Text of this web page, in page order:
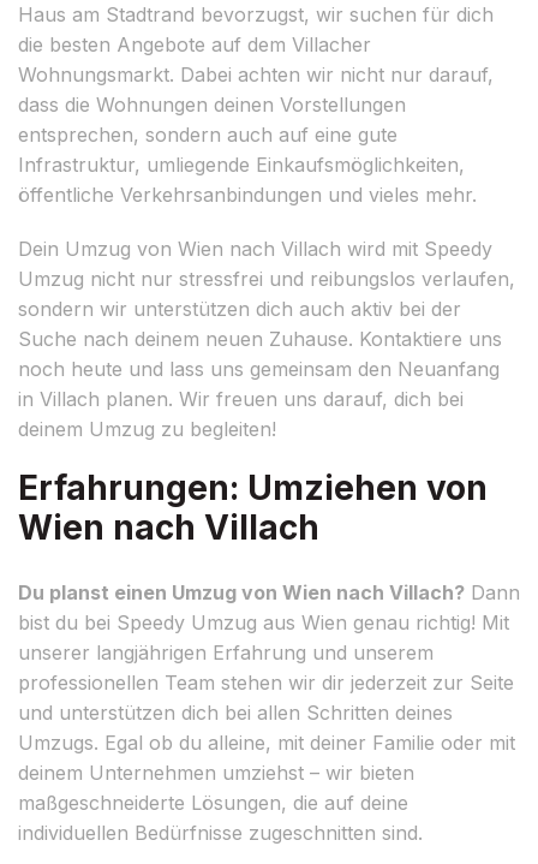
Haus am Stadtrand bevorzugst, wir suchen für dich
die besten Angebote auf dem Villacher
Wohnungsmarkt. Dabei achten wir nicht nur darauf,
dass die Wohnungen deinen Vorstellungen
entsprechen, sondern auch auf eine gute
Infrastruktur, umliegende Einkaufsmöglichkeiten,
öffentliche Verkehrsanbindungen und vieles mehr.
Dein Umzug von Wien nach Villach wird mit Speedy
Umzug nicht nur stressfrei und reibungslos verlaufen,
sondern wir unterstützen dich auch aktiv bei der
Suche nach deinem neuen Zuhause. Kontaktiere uns
noch heute und lass uns gemeinsam den Neuanfang
in Villach planen. Wir freuen uns darauf, dich bei
deinem Umzug zu begleiten!
Erfahrungen: Umziehen von
Wien nach Villach
Du planst einen Umzug von Wien nach Villach? Dann
bist du bei Speedy Umzug aus Wien genau richtig! Mit
unserer langjährigen Erfahrung und unserem
professionellen Team stehen wir dir jederzeit zur Seite
und unterstützen dich bei allen Schritten deines
Umzugs. Egal ob du alleine, mit deiner Familie oder mit
deinem Unternehmen umziehst – wir bieten
maßgeschneiderte Lösungen, die auf deine
individuellen Bedürfnisse zugeschnitten sind.